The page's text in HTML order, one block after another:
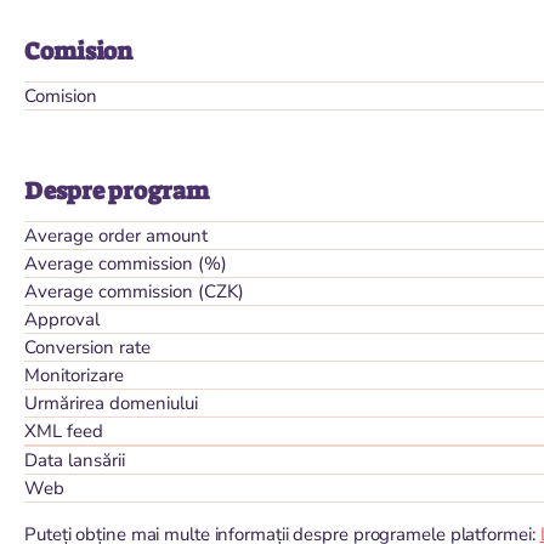
Comision
Comision
Despre program
Average order amount
Average commission (%)
Average commission (CZK)
Approval
Conversion rate
Monitorizare
Urmărirea domeniului
XML feed
Data lansării
Web
Puteți obține mai multe informații despre programele platformei: